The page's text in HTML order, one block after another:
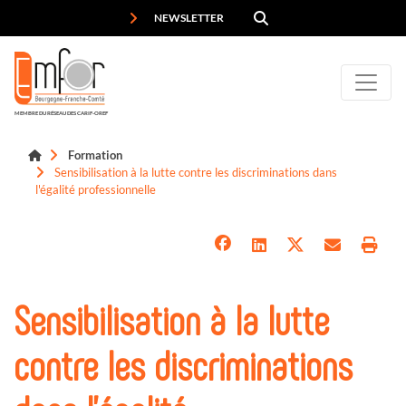
NEWSLETTER
MEMBRE DU RÉSEAU DES CARIF-OREF
Formation
Sensibilisation à la lutte contre les discriminations dans
l'égalité professionnelle
Sensibilisation à la lutte
contre les discriminations
Panneau de gestion des cookies